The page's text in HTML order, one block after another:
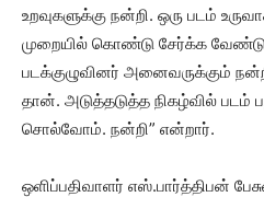
உறவுகளுக்கு நன்றி. ஒரு படம்
முறையில் கொண்டு சேர்க்க
படக்குழுவினர் அனைவருக்கும்
தான். அடுத்தடுத்த நிகழ்வில் படம்
சொல்வோம். நன்றி” என்றார்.
ஒளிப்பதிவாளர் எஸ்.பார்த்திபன்